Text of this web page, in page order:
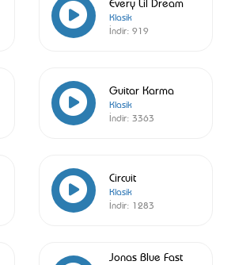
Klasik
İndir: 919
Guitar Karma
Klasik
İndir: 3363
Circuit
Klasik
İndir: 1283
Jonas Blue Fast